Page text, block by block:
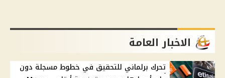
الاخبار العامة
تحرك برلماني للتحقيق في خطوط مسجلة دون